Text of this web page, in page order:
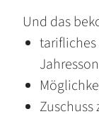
Und das
tarifliches